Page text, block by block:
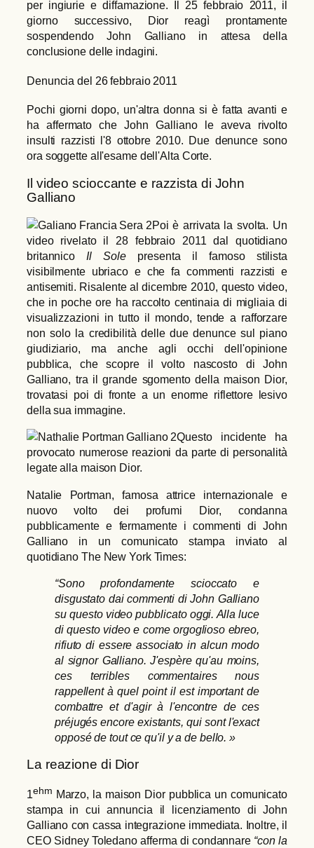
per ingiurie e diffamazione. Il 25 febbraio 2011, il
giorno successivo, Dior reagì prontamente
sospendendo John Galliano in attesa della
conclusione delle indagini.
Denuncia del 26 febbraio 2011
Pochi giorni dopo, un'altra donna si è fatta avanti e
ha affermato che John Galliano le aveva rivolto
insulti razzisti l'8 ottobre 2010. Due denunce sono
ora soggette all'esame dell'Alta Corte.
Il video scioccante e razzista di John
Galliano
Poi è arrivata la svolta. Un
video rivelato il 28 febbraio 2011 dal quotidiano
britannico Il Sole presenta il famoso stilista
visibilmente ubriaco e che fa commenti razzisti e
antisemiti. Risalente al dicembre 2010, questo video,
che in poche ore ha raccolto centinaia di migliaia di
visualizzazioni in tutto il mondo, tende a rafforzare
non solo la credibilità delle due denunce sul piano
giudiziario, ma anche agli occhi dell'opinione
pubblica, che scopre il volto nascosto di John
Galliano, tra il grande sgomento della maison Dior,
trovatasi poi di fronte a un enorme riflettore lesivo
della sua immagine.
Questo incidente ha
provocato numerose reazioni da parte di personalità
legate alla maison Dior.
Natalie Portman, famosa attrice internazionale e
nuovo volto dei profumi Dior, condanna
pubblicamente e fermamente i commenti di John
Galliano in un comunicato stampa inviato al
quotidiano The New York Times:
“Sono profondamente scioccato e
disgustato dai commenti di John Galliano
su questo video pubblicato oggi. Alla luce
di questo video e come orgoglioso ebreo,
rifiuto di essere associato in alcun modo
al signor Galliano. J'espère qu'au moins,
ces terribles commentaires nous
rappellent à quel point il est important de
combattre et d'agir à l'encontre de ces
préjugés encore existants, qui sont l'exact
opposé de tout ce qu'il y a de bello. »
La reazione di Dior
1ehm Marzo, la maison Dior pubblica un comunicato
stampa in cui annuncia il licenziamento di John
Galliano con cassa integrazione immediata. Inoltre, il
CEO Sidney Toledano afferma di condannare “con la